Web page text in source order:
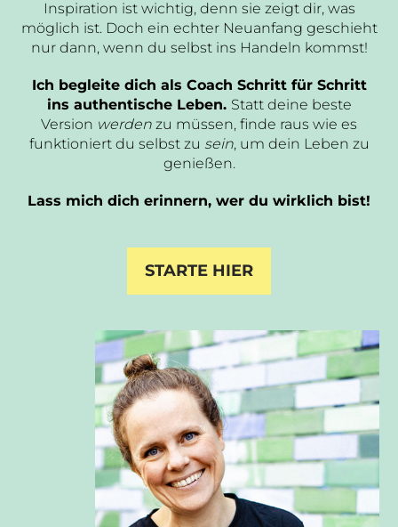
Inspiration ist wichtig, denn sie zeigt dir, was
möglich ist. Doch ein echter Neuanfang geschieht
nur dann, wenn du selbst ins Handeln kommst!
Ich begleite dich als Coach Schritt für Schritt
ins authentische Leben. Statt deine beste
Version werden zu müssen, finde raus wie es
funktioniert du selbst zu sein, um dein Leben zu
genießen.
Lass mich dich erinnern, wer du wirklich bist!
STARTE HIER